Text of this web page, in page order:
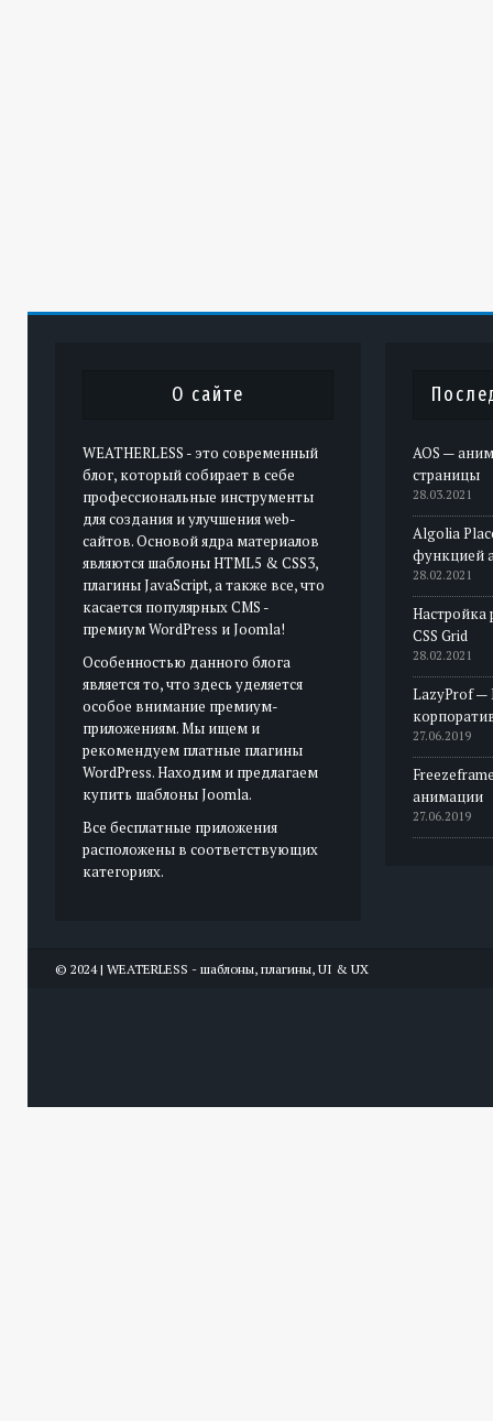
О сайте
WEATHERLESS - это современный
блог, который собирает в себе
профессиональные инструменты
для создания и улучшения web-
сайтов. Основой ядра материалов
являются шаблоны HTML5 & CSS3,
плагины JavaScript, а также все, что
касается популярных CMS -
премиум WordPress и Joomla!
Особенностью данного блога
является то, что здесь уделяется
особое внимание премиум-
приложениям. Мы ищем и
рекомендуем платные плагины
WordPress. Находим и предлагаем
купить шаблоны Joomla.
Все бесплатные приложения
расположены в соответствующих
категориях.
AOS —
страницы
28.03.2021
Algolia
функцией
28.02.2021
Настройка
CSS Grid
28.02.2021
LazyProf —
27.06.2019
анимации
27.06.2019
© 2024 | WEATERLESS - шаблоны, плагины, UI & UX